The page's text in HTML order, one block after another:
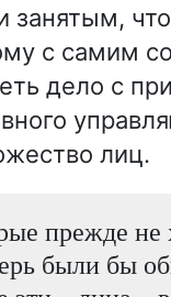
с самим
дело с
лиц.
прежде не
были бы